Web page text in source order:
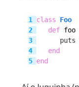
1 class
Foo
2
def foo
3
      puts
4
end
5 end